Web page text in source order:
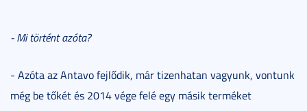
- Mi történt azóta?
- Azóta az Antavo fejlődik, már tizenhatan vagyunk, vontunk
még be tőkét és 2014 vége felé egy másik terméket